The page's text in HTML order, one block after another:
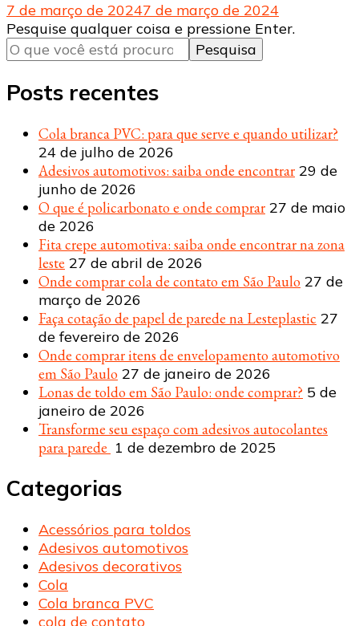
7 de março de 20247 de março de 2024
Procurando
algo?
Pesquise qualquer coisa e pressione Enter.
Posts recentes
Cola branca PVC: para que serve e quando utilizar?
24 de julho de 2026
Adesivos automotivos: saiba onde encontrar 29 de
junho de 2026
O que é policarbonato e onde comprar 27 de maio
de 2026
Fita crepe automotiva: saiba onde encontrar na zona
leste 27 de abril de 2026
Onde comprar cola de contato em São Paulo 27 de
março de 2026
Faça cotação de papel de parede na Lesteplastic 27
de fevereiro de 2026
Onde comprar itens de envelopamento automotivo
em São Paulo 27 de janeiro de 2026
Lonas de toldo em São Paulo: onde comprar? 5 de
janeiro de 2026
Transforme seu espaço com adesivos autocolantes
para parede 1 de dezembro de 2025
Categorias
Acessórios para toldos
Adesivos automotivos
Adesivos decorativos
Cola
Cola branca PVC
cola de contato